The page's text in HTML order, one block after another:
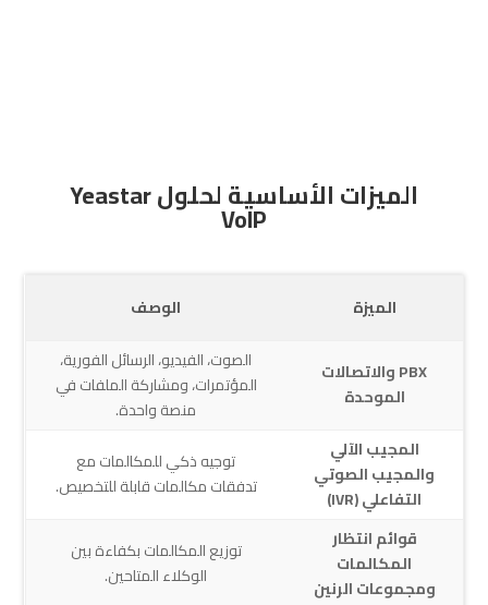
الميزات الأساسية لحلول Yeastar
VoIP
الميزة الوصف
PBX والاتصالات
الموحدة
الصوت، الفيديو، الرسائل الفورية،
المؤتمرات، ومشاركة الملفات في
منصة واحدة.
المجيب الآلي
والمجيب الصوتي
التفاعلي (IVR)
توجيه ذكي للمكالمات مع
تدفقات مكالمات قابلة للتخصيص.
قوائم انتظار
المكالمات
ومجموعات الرنين
توزيع المكالمات بكفاءة بين
الوكلاء المتاحين.